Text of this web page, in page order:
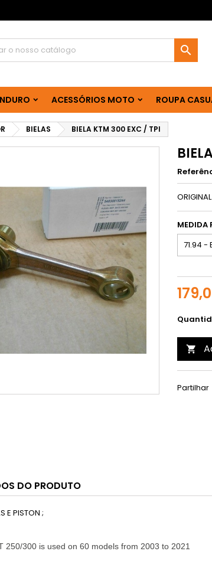

ACESSÓRIOS MOTO ROUPA
BIELAS BIELA KTM 300 EXC / TPI
MEDIDA

Partilhar
DO PRODUTO
E PISTON ;
250/300 is used on 60 models from 2003 to 2021